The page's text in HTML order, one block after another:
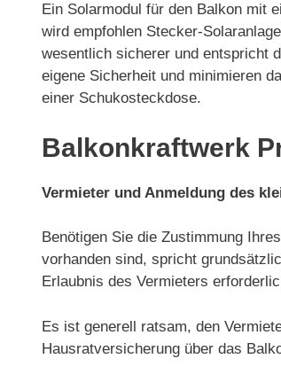
Ein Solarmodul für den Balkon mit
wird empfohlen Stecker-
wesentlich sicherer und entspricht
eigene Sicherheit und minimieren
einer Schukosteckdose.
Balkonkraftwerk
Vermieter und Anmeldung des
Benötigen Sie die Zustimmung
vorhanden sind, spricht
Erlaubnis des Vermieters
Es ist generell ratsam, den
Hausratversicherung über das